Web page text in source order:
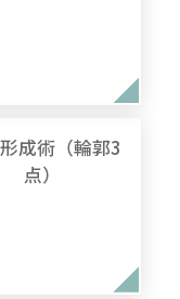
成術（輪郭3
点）